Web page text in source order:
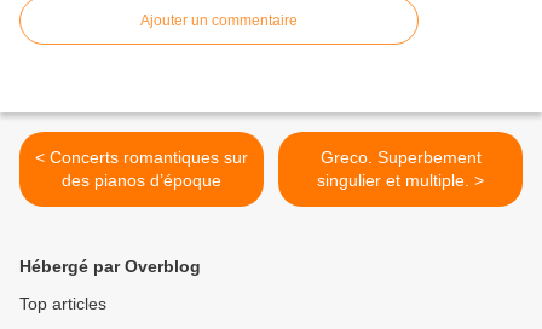
Ajouter un commentaire
< Concerts romantiques sur
des pianos d’époque
Greco. Superbement
singulier et multiple. >
Hébergé par Overblog
Top articles